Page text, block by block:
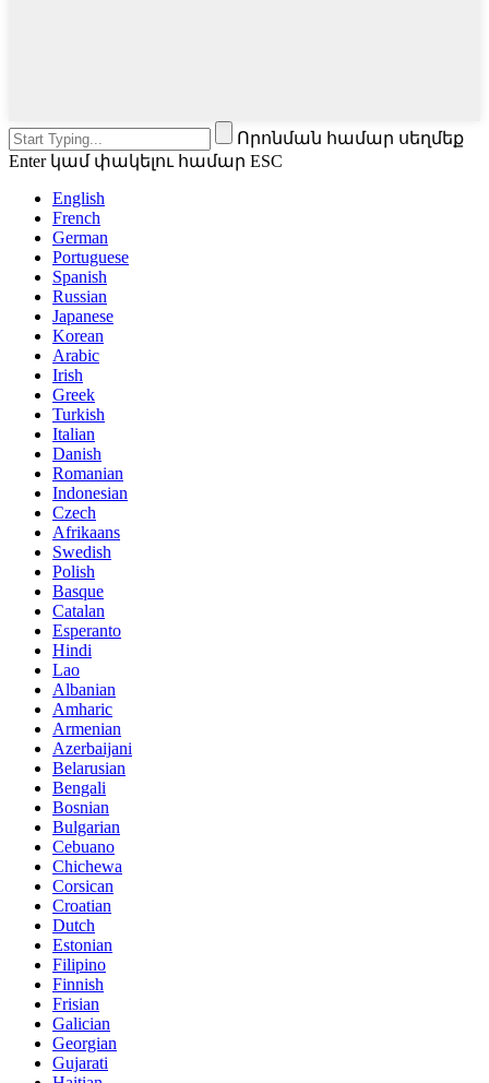
Որոնման համար սեղմեք
Enter կամ փակելու համար ESC
English
French
German
Portuguese
Spanish
Russian
Japanese
Korean
Arabic
Irish
Greek
Turkish
Italian
Danish
Romanian
Indonesian
Czech
Afrikaans
Swedish
Polish
Basque
Catalan
Esperanto
Hindi
Lao
Albanian
Amharic
Armenian
Azerbaijani
Belarusian
Bengali
Bosnian
Bulgarian
Cebuano
Chichewa
Corsican
Croatian
Dutch
Estonian
Filipino
Finnish
Frisian
Galician
Georgian
Gujarati